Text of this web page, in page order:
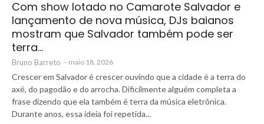
Com show lotado no Camarote Salvador e
lançamento de nova música, DJs baianos
mostram que Salvador também pode ser
terra…
Bruno Barreto - maio 18, 2026
Crescer em Salvador é crescer ouvindo que a cidade é a terra do
axé, do pagodão e do arrocha. Dificilmente alguém completa a
frase dizendo que ela também é terra da música eletrônica.
Durante anos, essa ideia foi repetida...